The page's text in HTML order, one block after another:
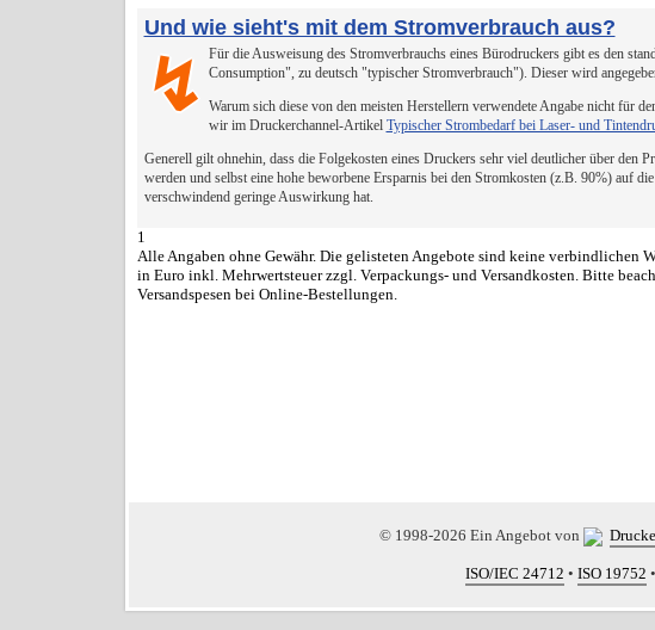
Und wie sieht's mit dem Stromverbrauch aus?
↯
Für die Ausweisung des Stromverbrauchs eines Bürodruckers gibt es den
Consumption", zu deutsch "typischer Stromverbrauch"). Dieser wird
Warum sich diese von den meisten Herstellern verwendete Angabe nicht für
wir im Druckerchannel-Artikel Typischer Strombedarf bei Laser- und
Generell gilt ohnehin, dass die Folgekosten eines Druckers sehr viel deutlicher über den
werden und selbst eine hohe beworbene Ersparnis bei den Stromkosten (z.B. 90%) auf
verschwindend geringe Auswirkung hat.
1
Alle Angaben ohne Gewähr. Die gelisteten Angebote sind keine verbindlichen
in Euro inkl. Mehrwertsteuer zzgl. Verpackungs- und Versandkosten. Bitte
Versandspesen bei Online-Bestellungen.
© 1998-2026 Ein Angebot von
ISO/IEC 24712 • ISO 19752 •